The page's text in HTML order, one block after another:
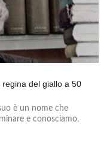
del giallo a 50
è un nome che
e conosciamo,